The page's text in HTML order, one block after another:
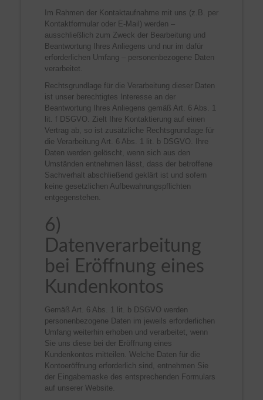
Im Rahmen der Kontaktaufnahme mit uns (z.B. per
Kontaktformular oder E-Mail) werden –
ausschließlich zum Zweck der Bearbeitung und
Beantwortung Ihres Anliegens und nur im dafür
erforderlichen Umfang – personenbezogene Daten
verarbeitet.
Rechtsgrundlage für die Verarbeitung dieser Daten
ist unser berechtigtes Interesse an der
Beantwortung Ihres Anliegens gemäß Art. 6 Abs. 1
lit. f DSGVO. Zielt Ihre Kontaktierung auf einen
Vertrag ab, so ist zusätzliche Rechtsgrundlage für
die Verarbeitung Art. 6 Abs. 1 lit. b DSGVO. Ihre
Daten werden gelöscht, wenn sich aus den
Umständen entnehmen lässt, dass der betroffene
Sachverhalt abschließend geklärt ist und sofern
keine gesetzlichen Aufbewahrungspflichten
entgegenstehen.
6)
Datenverarbeitung
bei Eröffnung eines
Kundenkontos
Gemäß Art. 6 Abs. 1 lit. b DSGVO werden
personenbezogene Daten im jeweils erforderlichen
Umfang weiterhin erhoben und verarbeitet, wenn
Sie uns diese bei der Eröffnung eines
Kundenkontos mitteilen. Welche Daten für die
Kontoeröffnung erforderlich sind, entnehmen Sie
der Eingabemaske des entsprechenden Formulars
auf unserer Website.